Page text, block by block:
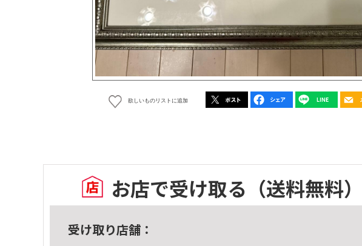
欲しいものリストに追加
お店で受け取る （送料無料）
受け取り店舗：